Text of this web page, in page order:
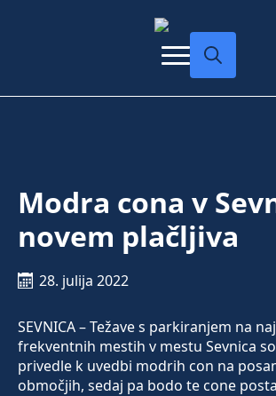
Modra cona v
novem plačljiva
28. julija 2022
SEVNICA – Težave s parkiranjem na
frekventnih mestih v mestu Sevnica
privedle k uvedbi modrih con na
območjih, sedaj pa bodo te cone